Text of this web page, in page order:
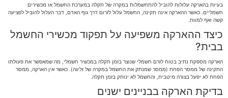
בעיות בהארקה עלולות להוביל להתחשמלות במקרה של תקלה במערכת החשמל או מכשירים
חשמליים. כאשר ההארקה אינה תקינה, החשמל עלול לזרום דרך גוף האדם, דבר העלול להוביל לפציעה
קשה ואף למוות.
כיצד ההארקה משפיעה על תפקוד מכשירי החשמל
בבית?
הארקה מספקת נתיב בטוח לזרם חשמלי שנוצר בזמן תקלה במכשיר חשמלי, מה שמאפשר את פעולתו
התקינה של ממסר הפחת (ממסר שמנתק את החשמל במקרה של זליגה). כאשר אין הארקה, ממסר
הפחת לא יפעל בצורה מיטבית, והחשמל לא ינותק בזמן תקלה.
בדיקת הארקה בבניינים ישנים